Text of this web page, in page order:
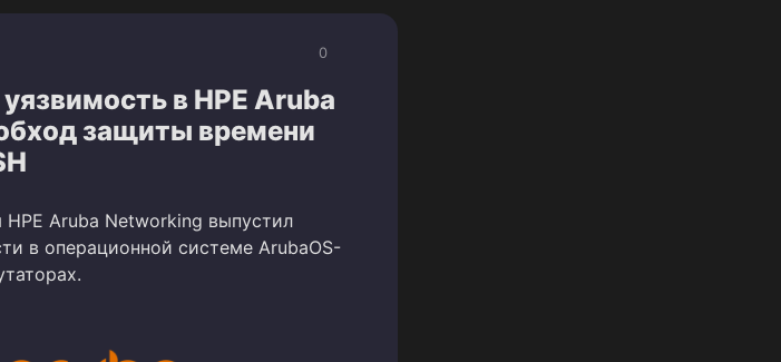
0
в HPE Aruba
защиты времени
Aruba Networking выпустил
в операционной системе ArubaOS-